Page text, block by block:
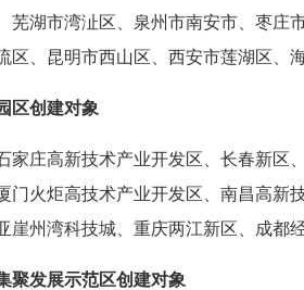
芜湖市湾沚区、泉州市南安市、枣庄
区、昆明市西山区、西安市莲湖区、
区创建对象
家庄高新技术产业开发区、长春新区
门火炬高技术产业开发区、南昌高新
崖州湾科技城、重庆两江新区、成都
聚发展示范区创建对象